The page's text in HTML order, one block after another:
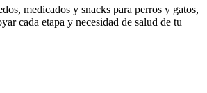
medicados y snacks para perros y gatos,
cada etapa y necesidad de salud de tu